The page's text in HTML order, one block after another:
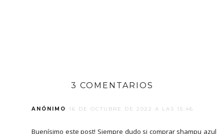
3 COMENTARIOS
ANÓNIMO 16 DE OCTUBRE DE 2022 A LAS 15:46
Buenísimo este post! Siempre dudo si comprar shampu azul